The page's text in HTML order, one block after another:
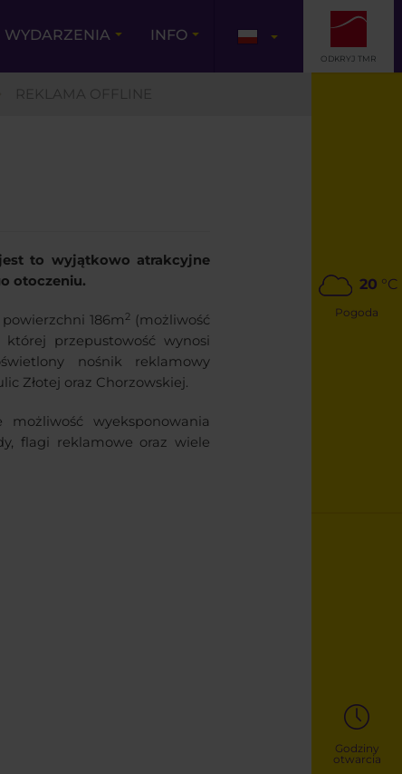
20 °C
Pogoda
Godziny
otwarcia
WYDARZENIA INFO
ODKRYJ TMR
REKLAMA OFFLINE
to wyjątkowo atrakcyjne
otoczeniu.
186m2 (możliwość
przepustowość wynosi
nośnik reklamowy
Złotej oraz Chorzowskiej.
wyeksponowania
flagi reklamowe oraz wiele